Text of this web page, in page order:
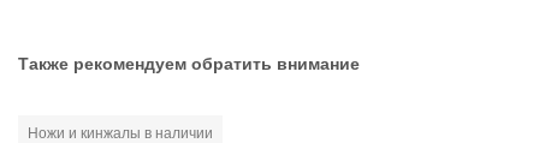
Также рекомендуем обратить внимание
Ножи и кинжалы в наличии